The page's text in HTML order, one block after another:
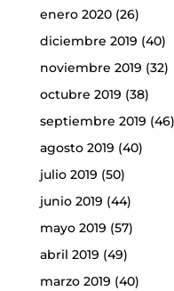
enero 2020(26)
diciembre 2019 (40)
noviembre 2019 (32)
octubre 2019 (38)
septiembre 2019 (46)
agosto 2019 (40)
julio 2019 (50)
junio 2019 (44)
mayo 2019 (57)
abril 2019 (49)
marzo 2019 (40)